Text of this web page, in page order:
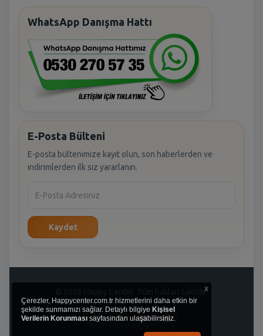
WhatsApp Danışma Hattı
E-Posta Bülteni
E-posta bültenimize kayıt olun, son haberlerden ve
indirimlerden ilk siz yararlanın.
Kaydet
© 2026 Happy Center. Tüm hakları saklıdır.
x
Çerezler, Happycenter.com.tr hizmetlerini daha etkin bir
şekilde sunmamızı sağlar. Detaylı bilgiye Kişisel
Verilerin Korunması sayfasından ulaşabilirsiniz.